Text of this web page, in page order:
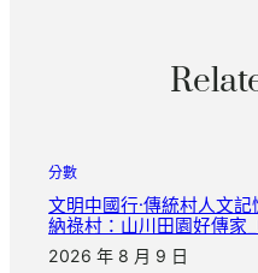
分數
文明中國行·傳統村人文
納祿村：山川田園好傳家
2026 年 8 月 9 日